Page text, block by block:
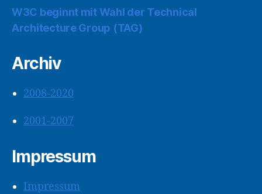
W3C beginnt mit Wahl der Technical
Architecture Group (TAG)
Archiv
2008-2020
2001-2007
Impressum
Impressum